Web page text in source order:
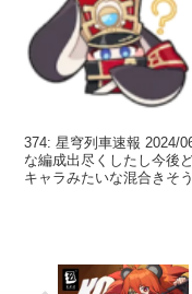
374: 星穹列車速報 2024/
な編成出尽くしたし今後
キャラみたいな混合きそ